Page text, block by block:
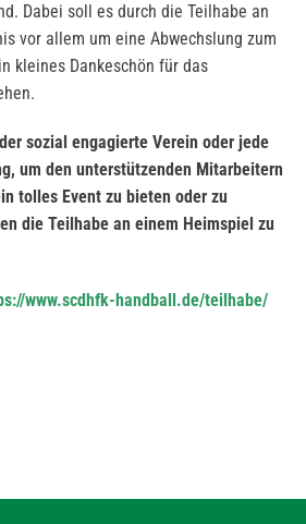
Dabei soll es durch die Teilhabe an
vor allem um eine Abwechslung zum
kleines Dankeschön für das
sozial engagierte Verein oder jede
um den unterstützenden Mitarbeitern
tolles Event zu bieten oder zu
die Teilhabe an einem Heimspiel zu
www.scdhfk-handball.de/teilhabe/